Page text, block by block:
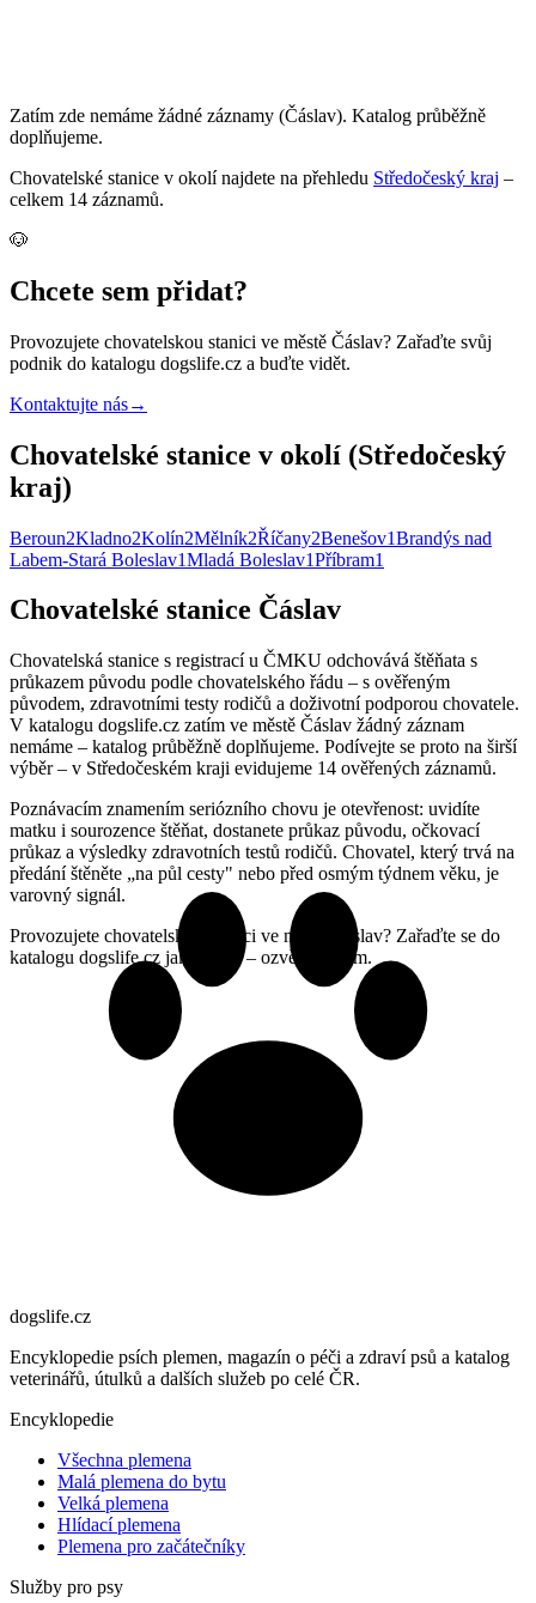
Zatím zde nemáme žádné záznamy (Čáslav). Katalog průběžně
doplňujeme.
Chovatelské stanice v okolí najdete na přehledu Středočeský kraj –
celkem 14 záznamů.
🐶
Chcete sem přidat?
Provozujete chovatelskou stanici ve městě Čáslav? Zařaďte svůj
podnik do katalogu dogslife.cz a buďte vidět.
Kontaktujte nás→
Chovatelské stanice v okolí (Středočeský
kraj)
Beroun2Kladno2Kolín2Mělník2Říčany2Benešov1Brandýs nad
Labem-Stará Boleslav1Mladá Boleslav1Příbram1
Chovatelské stanice Čáslav
Chovatelská stanice s registrací u ČMKU odchovává štěňata s
průkazem původu podle chovatelského řádu – s ověřeným
původem, zdravotními testy rodičů a doživotní podporou chovatele.
V katalogu dogslife.cz zatím ve městě Čáslav žádný záznam
nemáme – katalog průběžně doplňujeme. Podívejte se proto na širší
výběr – v Středočeském kraji evidujeme 14 ověřených záznamů.
Poznávacím znamením seriózního chovu je otevřenost: uvidíte
matku i sourozence štěňat, dostanete průkaz původu, očkovací
průkaz a výsledky zdravotních testů rodičů. Chovatel, který trvá na
předání štěněte „na půl cesty" nebo před osmým týdnem věku, je
varovný signál.
Provozujete chovatelskou stanici ve městě Čáslav? Zařaďte se do
katalogu dogslife.cz jako první – ozvěte se nám.
dogslife.cz
Encyklopedie psích plemen, magazín o péči a zdraví psů a katalog
veterinářů, útulků a dalších služeb po celé ČR.
Encyklopedie
Všechna plemena
Malá plemena do bytu
Velká plemena
Hlídací plemena
Plemena pro začátečníky
Služby pro psy